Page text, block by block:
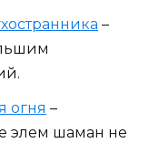
–
огня –
элем шаман не